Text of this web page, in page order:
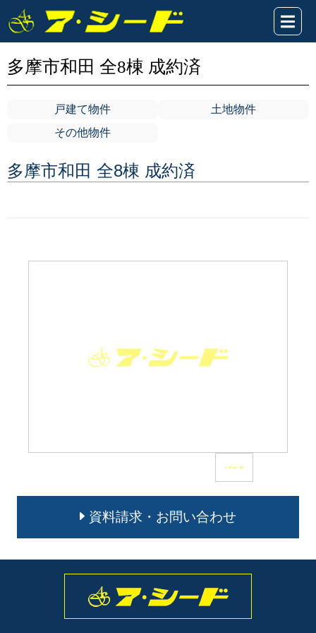
多摩市和田 全8棟 成約済
戸建て物件
土地物件
その他物件
多摩市和田 全8棟 成約済
資料請求・お問い合わせ